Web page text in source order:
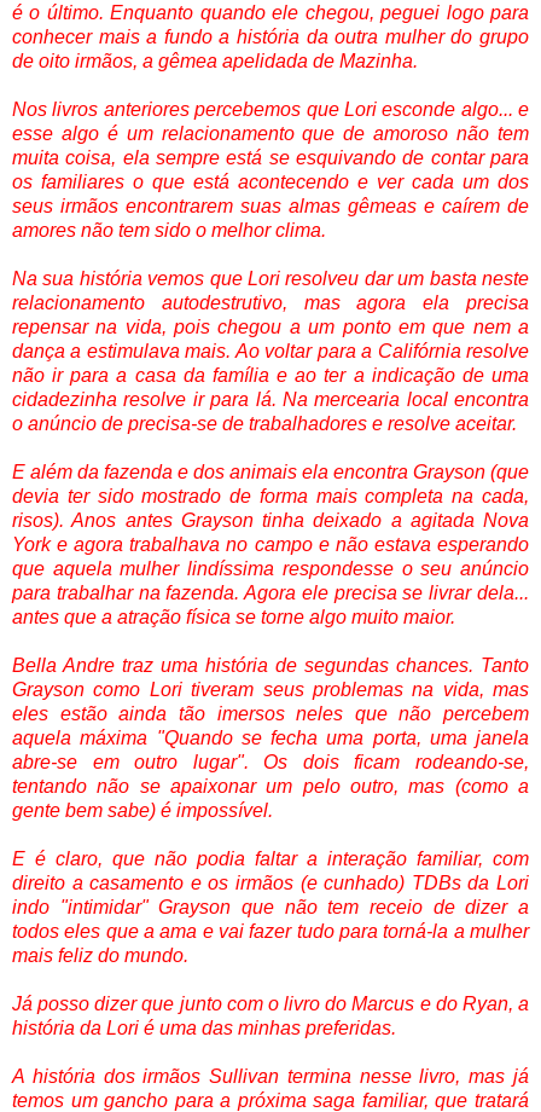
é o último. Enquanto quando ele chegou, peguei logo para
conhecer mais a fundo a história da outra mulher do grupo
de oito irmãos, a gêmea apelidada de Mazinha.
Nos livros anteriores percebemos que Lori esconde algo... e
esse algo é um relacionamento que de amoroso não tem
muita coisa, ela sempre está se esquivando de contar para
os familiares o que está acontecendo e ver cada um dos
seus irmãos encontrarem suas almas gêmeas e caírem de
amores não tem sido o melhor clima.
Na sua história vemos que Lori resolveu dar um basta neste
relacionamento autodestrutivo, mas agora ela precisa
repensar na vida, pois chegou a um ponto em que nem a
dança a estimulava mais. Ao voltar para a Califórnia resolve
não ir para a casa da família e ao ter a indicação de uma
cidadezinha resolve ir para lá. Na mercearia local encontra
o anúncio de precisa-se de trabalhadores e resolve aceitar.
E além da fazenda e dos animais ela encontra Grayson (que
devia ter sido mostrado de forma mais completa na cada,
risos). Anos antes Grayson tinha deixado a agitada Nova
York e agora trabalhava no campo e não estava esperando
que aquela mulher lindíssima respondesse o seu anúncio
para trabalhar na fazenda. Agora ele precisa se livrar dela...
antes que a atração física se torne algo muito maior.
Bella Andre traz uma história de segundas chances. Tanto
Grayson como Lori tiveram seus problemas na vida, mas
eles estão ainda tão imersos neles que não percebem
aquela máxima "Quando se fecha uma porta, uma janela
abre-se em outro lugar". Os dois ficam rodeando-se,
tentando não se apaixonar um pelo outro, mas (como a
gente bem sabe) é impossível.
E é claro, que não podia faltar a interação familiar, com
direito a casamento e os irmãos (e cunhado) TDBs da Lori
indo "intimidar" Grayson que não tem receio de dizer a
todos eles que a ama e vai fazer tudo para torná-la a mulher
mais feliz do mundo.
Já posso dizer que junto com o livro do Marcus e do Ryan, a
história da Lori é uma das minhas preferidas.
A história dos irmãos Sullivan termina nesse livro, mas já
temos um gancho para a próxima saga familiar, que tratará